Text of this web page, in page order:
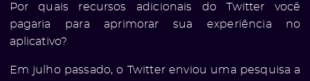
Por quais recursos adicionais do Twitter você
pagaria para aprimorar sua experiência no
aplicativo?
Em julho passado, o Twitter enviou uma pesquisa a